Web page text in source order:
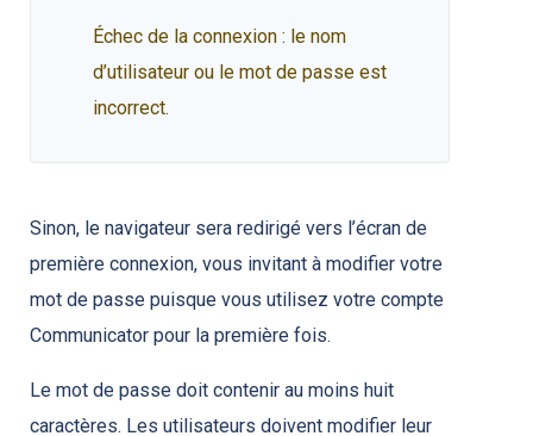
Échec de la connexion : le nom
d’utilisateur ou le mot de passe est
incorrect.
Sinon, le navigateur sera redirigé vers l’écran de
première connexion, vous invitant à modifier votre
mot de passe puisque vous utilisez votre compte
Communicator pour la première fois.
Le mot de passe doit contenir au moins huit
caractères. Les utilisateurs doivent modifier leur